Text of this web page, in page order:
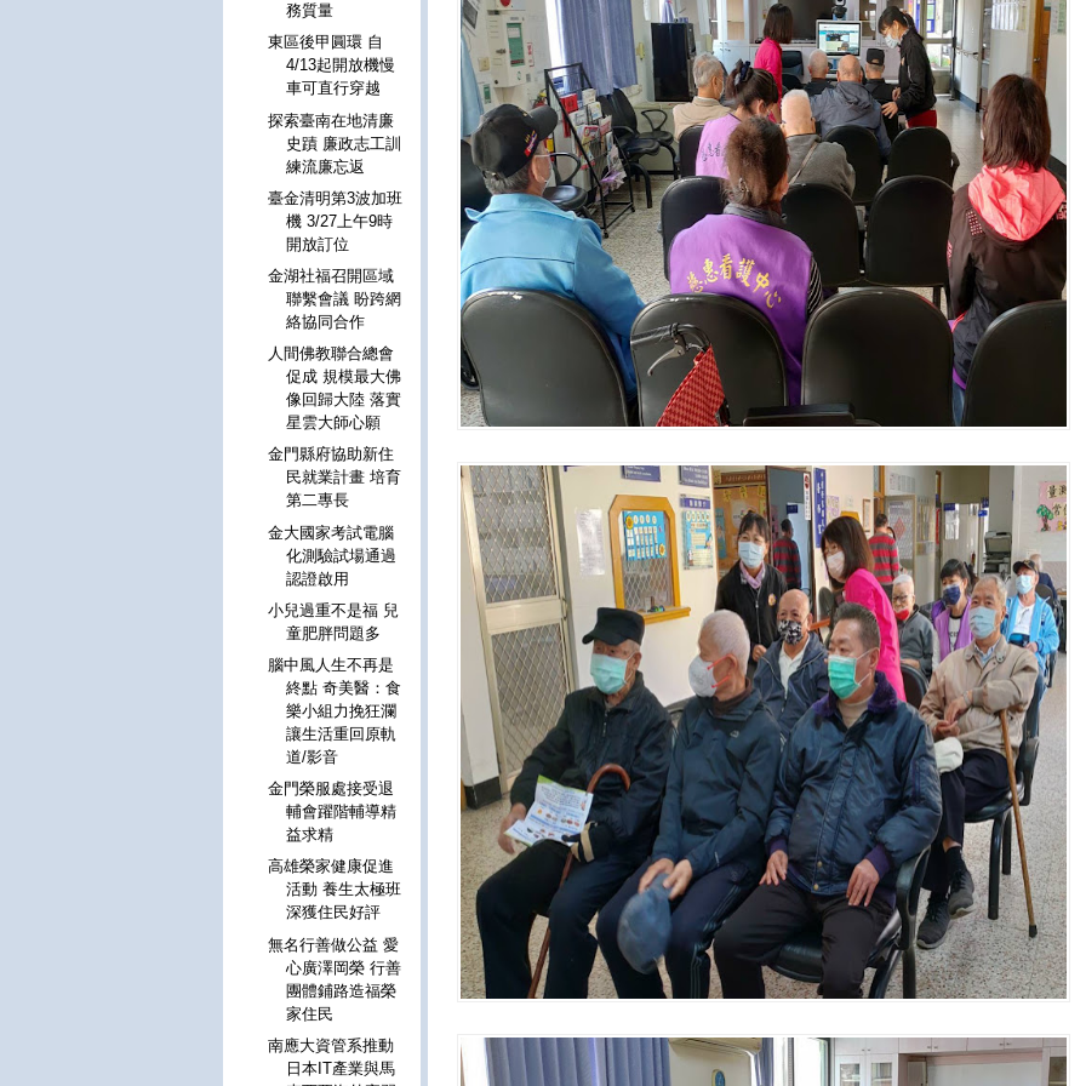
務質量
東區後甲圓環 自
4/13起開放機慢
車可直行穿越
探索臺南在地清廉
史蹟 廉政志工訓
練流廉忘返
臺金清明第3波加班
機 3/27上午9時
開放訂位
金湖社福召開區域
聯繫會議 盼跨網
絡協同合作
人間佛教聯合總會
促成 規模最大佛
像回歸大陸 落實
星雲大師心願
金門縣府協助新住
民就業計畫 培育
第二專長
金大國家考試電腦
化測驗試場通過
認證啟用
小兒過重不是福 兒
童肥胖問題多
腦中風人生不再是
終點 奇美醫：食
樂小組力挽狂瀾
讓生活重回原軌
道/影音
金門榮服處接受退
輔會躍階輔導精
益求精
高雄榮家健康促進
活動 養生太極班
深獲住民好評
無名行善做公益 愛
心廣澤岡榮 行善
團體鋪路造福榮
家住民
南應大資管系推動
日本IT產業與馬